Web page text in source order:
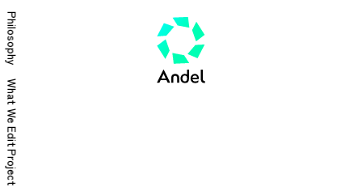
Philosophy
What We Edit
Project